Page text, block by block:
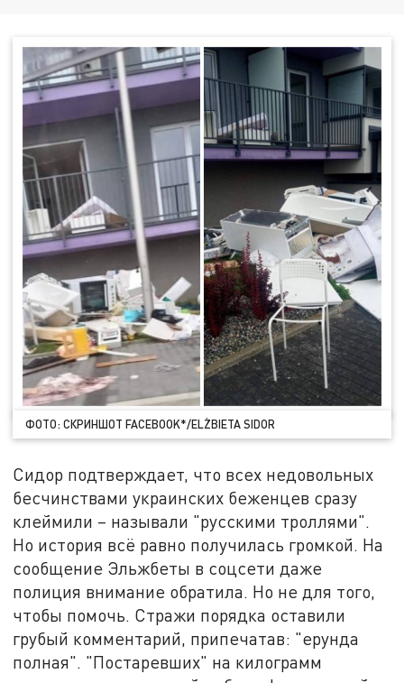
ФОТО: СКРИНШОТ FACEBOOK*/ELŻBIETA SIDOR
Сидор подтверждает, что всех недовольных
бесчинствами украинских беженцев сразу
клеймили – называли "русскими троллями".
Но история всё равно получилась громкой. На
сообщение Эльжбеты в соцсети даже
полиция внимание обратила. Но не для того,
чтобы помочь. Стражи порядка оставили
грубый комментарий, припечатав: "ерунда
полная". "Постаревших" на килограмм